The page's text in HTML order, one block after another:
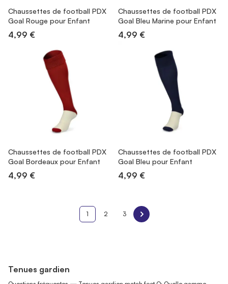
Chaussettes de football PDX
Goal Rouge pour Enfant
4,99 €
Chaussettes de football PDX
Goal Bleu Marine pour Enfant
4,99 €
Chaussettes de football PDX
Goal Bordeaux pour Enfant
4,99 €
Chaussettes de football PDX
Goal Bleu pour Enfant
4,99 €
1 2 3
Tenues gardien